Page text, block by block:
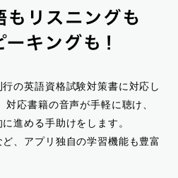
行の英語資格試験対策書に対応し
対応書籍の音声が手軽に聴け、
進める手助けをします。
、アプリ独自の学習機能も豊富